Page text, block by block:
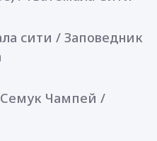
сити / Заповедник
Чампей /